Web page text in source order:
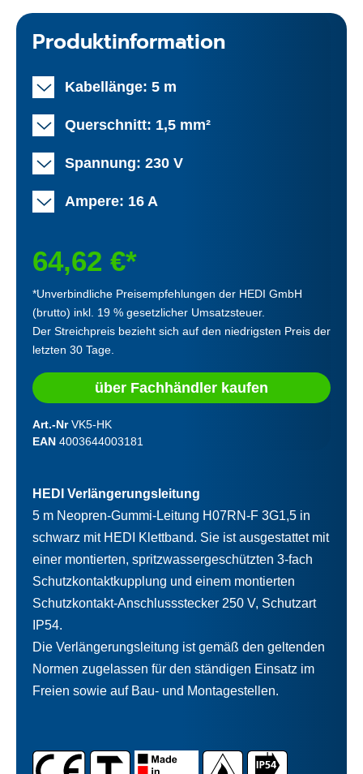
Produktinformation
Kabellänge: 5 m
Querschnitt: 1,5 mm²
Spannung: 230 V
Ampere: 16 A
64,62 €*
*Unverbindliche Preisempfehlungen der HEDI GmbH
(brutto) inkl. 19 % gesetzlicher Umsatzsteuer.
Der Streichpreis bezieht sich auf den niedrigsten Preis der
letzten 30 Tage.
über Fachhändler kaufen
Art.-NrVK5-HK
EAN 4003644003181
HEDI Verlängerungsleitung
5 m Neopren-Gummi-Leitung H07RN-F 3G1,5 in
schwarz mit HEDI Klettband. Sie ist ausgestattet mit
einer montierten, spritzwassergeschützten 3-fach
Schutzkontaktkupplung und einem montierten
Schutzkontakt-Anschlussstecker 250 V, Schutzart
IP54.
Die Verlängerungsleitung ist gemäß den geltenden
Normen zugelassen für den ständigen Einsatz im
Freien sowie auf Bau- und Montagestellen.